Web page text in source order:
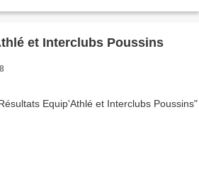
et Interclubs Poussins